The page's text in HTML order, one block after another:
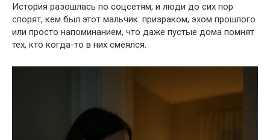
История разошлась по соцсетям, и люди до сих пор
спорят, кем был этот мальчик: призраком, эхом прошлого
или просто напоминанием, что даже пустые дома помнят
тех, кто когда-то в них смеялся.